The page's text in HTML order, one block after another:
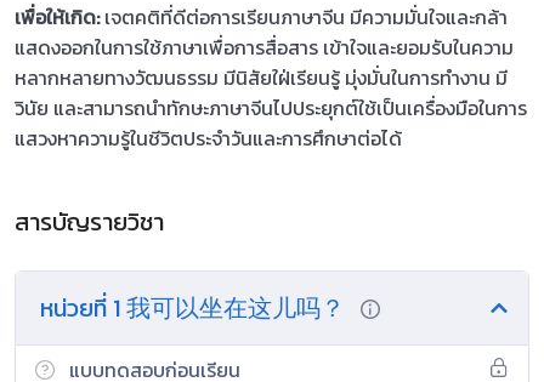
เพื่อให้เกิด:เจตคติที่ดีต่อการเรียนภาษาจีน มีความมั่นใจและกล้า
แสดงออกในการใช้ภาษาเพื่อการสื่อสาร เข้าใจและยอมรับในความ
หลากหลายทางวัฒนธรรม มีนิสัยใฝ่เรียนรู้ มุ่งมั่นในการทำงาน มี
วินัย และสามารถนำทักษะภาษาจีนไปประยุกต์ใช้เป็นเครื่องมือในการ
แสวงหาความรู้ในชีวิตประจำวันและการศึกษาต่อได้
สารบัญรายวิชา
หน่วยที่ 1 我可以坐在这儿吗？
แบบทดสอบก่อนเรียน